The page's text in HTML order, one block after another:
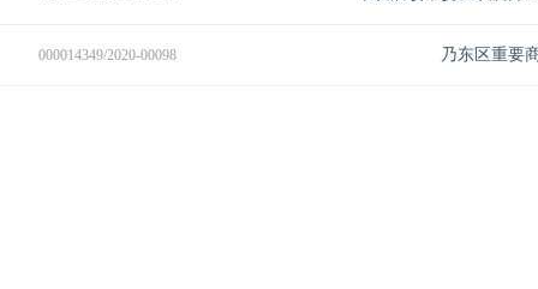
000014349/2020-00098 乃东区重要